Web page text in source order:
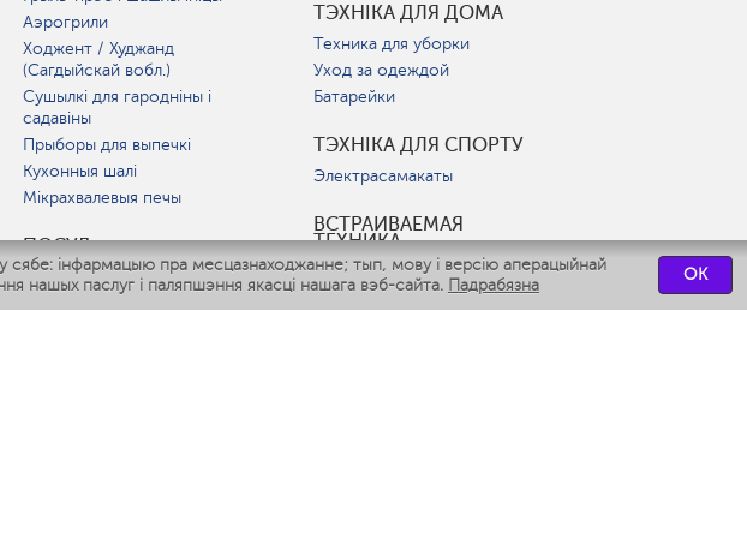
інфармацыю пра месцазнаходжанне; тып, мову і версію аперацыйнай
нашых паслуг і паляпшэння якасці нашага вэб-сайта. Падрабязна
OK
Аэрогрили
Ходжент / Худжанд
(Сагдыйскай вобл.)
Сушылкі для гародніны і
садавіны
Прыборы для выпечкі
Кухонныя шалі
Мікрахвалевыя печы
ПОСУД
ТЭХНІКА ДЛЯ ДОМА
Техника для уборки
Уход за одеждой
Батарейки
ТЭХНІКА ДЛЯ СПОРТУ
Электрасамакаты
ВСТРАИВАЕМАЯ
ТЕХНИКА
Вытяжки
Варочные панели